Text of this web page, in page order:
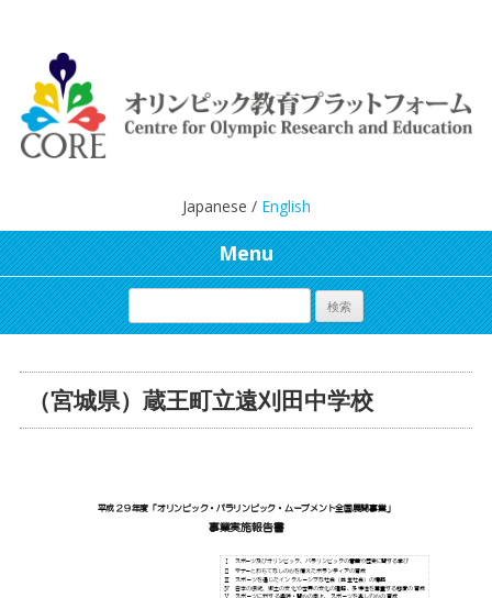
Japanese / English
Menu
（宮城県）蔵王町立遠刈田中学校